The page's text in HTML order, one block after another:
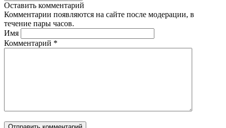
Оставить комментарий
Комментарии появляются на сайте после модерации, в
течение пары часов.
Имя
Комментарий *